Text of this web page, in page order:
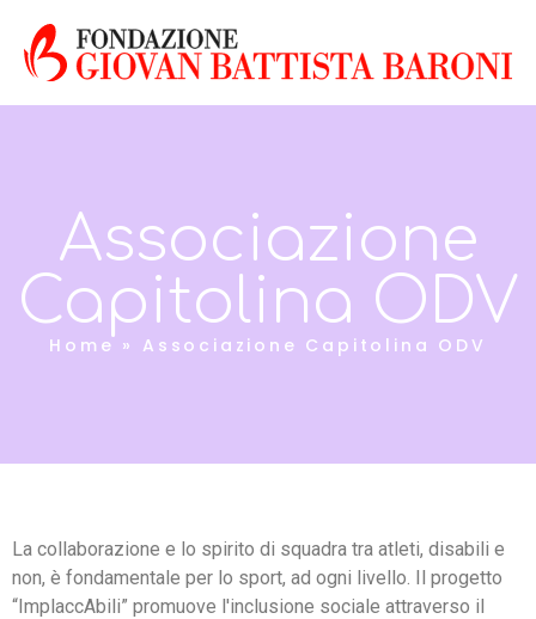
Associazione
Capitolina ODV
Home » Associazione Capitolina ODV
La collaborazione e lo spirito di squadra tra atleti, disabili e
non, è fondamentale per lo sport, ad ogni livello. Il progetto
“ImplaccAbili” promuove l'inclusione sociale attraverso il